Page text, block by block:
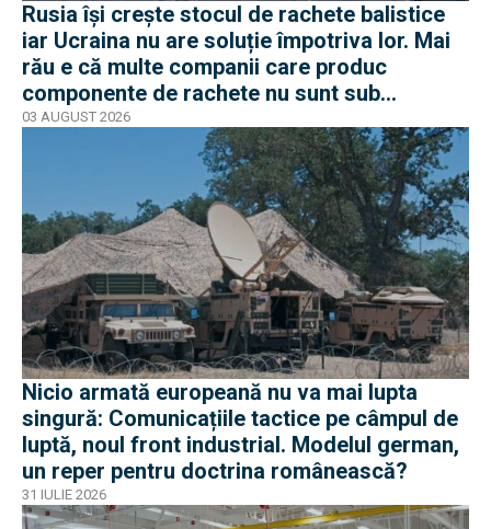
Rusia își crește stocul de rachete balistice
iar Ucraina nu are soluție împotriva lor. Mai
rău e că multe companii care produc
componente de rachete nu sunt sub
sancțiuni în Occident
03 AUGUST 2026
Nicio armată europeană nu va mai lupta
singură: Comunicațiile tactice pe câmpul de
luptă, noul front industrial. Modelul german,
un reper pentru doctrina românească?
31 IULIE 2026